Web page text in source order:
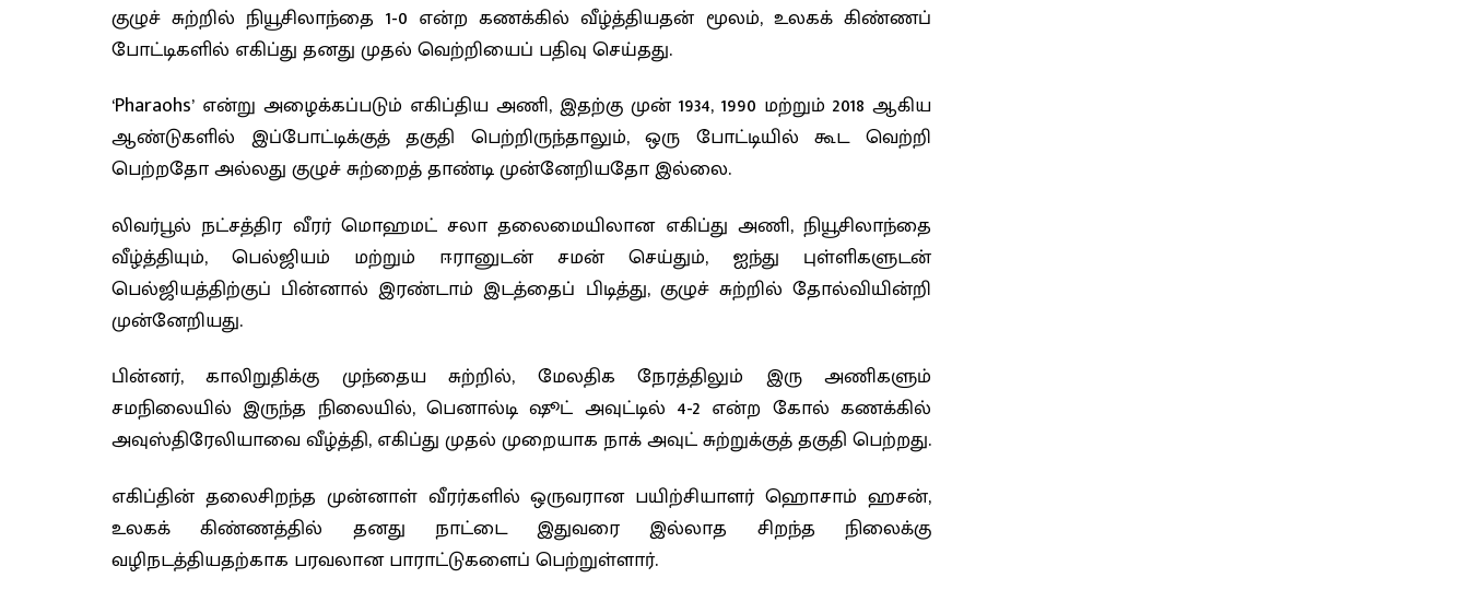
குழுச் சுற்றில் நியூசிலாந்தை 1-0 என்ற கணக்கில் வீழ்த்தியதன் மூலம், உலகக் கிண்ணப்
போட்டிகளில் எகிப்து தனது முதல் வெற்றியைப் பதிவு செய்தது.
‘Pharaohs’ என்று அழைக்கப்படும் எகிப்திய அணி, இதற்கு முன் 1934, 1990 மற்றும் 2018 ஆகிய
ஆண்டுகளில் இப்போட்டிக்குத் தகுதி பெற்றிருந்தாலும், ஒரு போட்டியில் கூட வெற்றி
பெற்றதோ அல்லது குழுச் சுற்றைத் தாண்டி முன்னேறியதோ இல்லை.
லிவர்பூல் நட்சத்திர வீரர் மொஹமட் சலா தலைமையிலான எகிப்து அணி, நியூசிலாந்தை
வீழ்த்தியும், பெல்ஜியம் மற்றும் ஈரானுடன் சமன் செய்தும், ஐந்து புள்ளிகளுடன்
பெல்ஜியத்திற்குப் பின்னால் இரண்டாம் இடத்தைப் பிடித்து, குழுச் சுற்றில் தோல்வியின்றி
முன்னேறியது.
பின்னர், காலிறுதிக்கு முந்தைய சுற்றில், மேலதிக நேரத்திலும் இரு அணிகளும்
சமநிலையில் இருந்த நிலையில், பெனால்டி ஷூட் அவுட்டில் 4-2 என்ற கோல் கணக்கில்
அவுஸ்திரேலியாவை வீழ்த்தி, எகிப்து முதல் முறையாக நாக் அவுட் சுற்றுக்குத் தகுதி பெற்றது.
எகிப்தின் தலைசிறந்த முன்னாள் வீரர்களில் ஒருவரான பயிற்சியாளர் ஹொசாம் ஹசன்,
உலகக் கிண்ணத்தில் தனது நாட்டை இதுவரை இல்லாத சிறந்த நிலைக்கு
வழிநடத்தியதற்காக பரவலான பாராட்டுகளைப் பெற்றுள்ளார்.